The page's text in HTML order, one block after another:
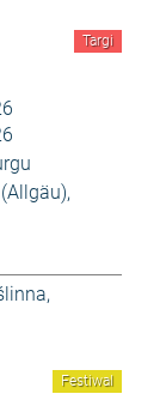
Targi
,
Festiwal